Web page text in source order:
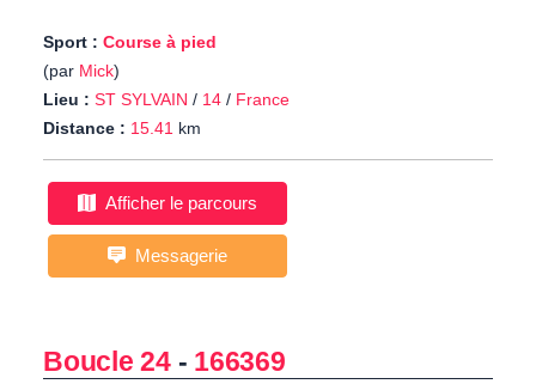
Sport : Course à pied
(par Mick)
Lieu : ST SYLVAIN / 14 / France
Distance : 15.41 km
Afficher le parcours
Messagerie
Boucle 24- 166369